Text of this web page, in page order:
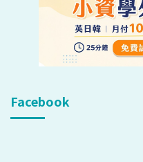
Facebook